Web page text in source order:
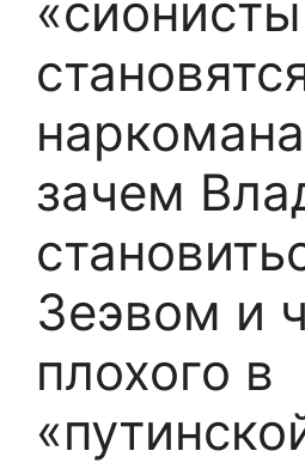
зачем
Зеэвом и
плохого в